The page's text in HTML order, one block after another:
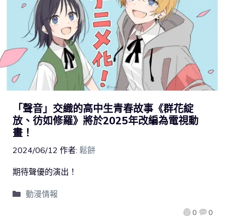
「聲音」交織的高中生青春故事《群花綻
放、彷如修羅》將於2025年改編為電視動
畫！
2024/06/12 作者: 鬆餅
0 0
期待聲優的演出！
動漫情報